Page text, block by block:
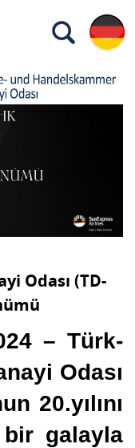
Odası (TD-
– Türk-
Odası
20.yılını
bir galayla